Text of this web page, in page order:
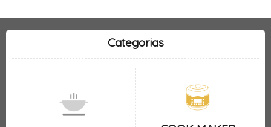
Categorias